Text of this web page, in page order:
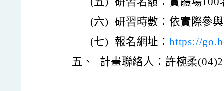
(六) 研習時數：依實際參
(七)
報名網址： https://
五、
計畫聯絡人：許椀柔